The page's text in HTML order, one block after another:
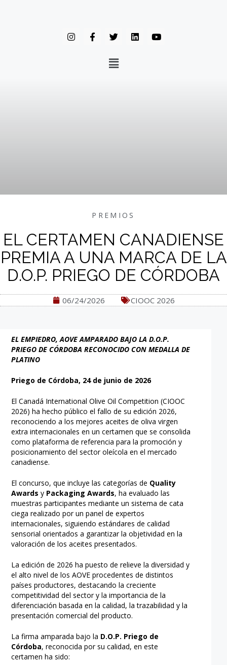
PREMIOS
EL CERTAMEN CANADIENSE
PREMIA A UNA MARCA DE LA
D.O.P. PRIEGO DE CÓRDOBA
06/24/2026 CIOOC 2026
EL EMPIEDRO, AOVE AMPARADO BAJO LA D.O.P.
PRIEGO DE CÓRDOBA RECONOCIDO CON MEDALLA DE
PLATINO
Priego de Córdoba, 24 de junio de 2026
El Canadá International Olive Oil Competition (CIOOC
2026) ha hecho público el fallo de su edición 2026,
reconociendo a los mejores aceites de oliva virgen
extra internacionales en un certamen que se consolida
como plataforma de referencia para la promoción y
posicionamiento del sector oleícola en el mercado
canadiense.
El concurso, que incluye las categorías de Quality
Awards y Packaging Awards, ha evaluado las
muestras participantes mediante un sistema de cata
ciega realizado por un panel de expertos
internacionales, siguiendo estándares de calidad
sensorial orientados a garantizar la objetividad en la
valoración de los aceites presentados.
La edición de 2026 ha puesto de relieve la diversidad y
el alto nivel de los AOVE procedentes de distintos
países productores, destacando la creciente
competitividad del sector y la importancia de la
diferenciación basada en la calidad, la trazabilidad y la
presentación comercial del producto.
La firma amparada bajo la D.O.P. Priego de
Córdoba, reconocida por su calidad, en este
certamen ha sido: